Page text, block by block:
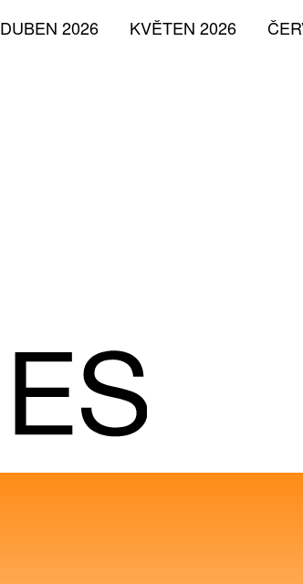
KVĚTEN 2026
DUBEN 2026